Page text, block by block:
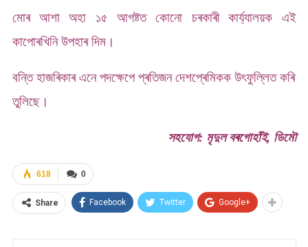
মোৰ আশা অহা ১৫ আগষ্টত কোনো চৰকাৰী কাৰ্য্যালয়ক এই
কাপোৰখিনি উপহাৰ দিম।
বন্তি হাজৰিকাৰ এনে পদক্ষেপে প্ৰতিজন দেশপ্ৰেমিকক উৎফুল্লিত কৰি
তুলিছে।
সহযোগ: মৃদুল বৰগোহাঁই, ডিমৌ
0
618
Share Facebook Twitter Google+